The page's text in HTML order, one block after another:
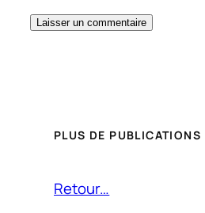
PLUS DE PUBLICATIONS
Retour…